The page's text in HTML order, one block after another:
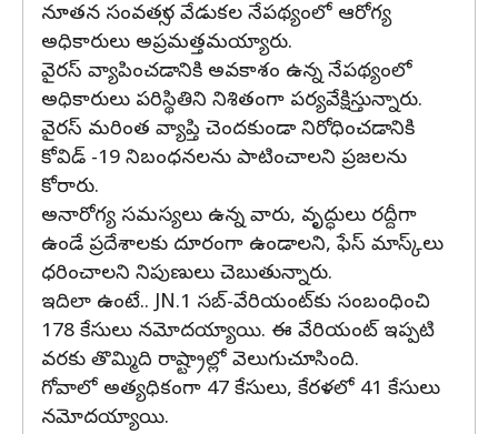
నూతన సంవత్సర వేడుకల నేపథ్యంలో ఆరోగ్య
అధికారులు అప్రమత్తమయ్యారు.
వైరస్ వ్యాపించడానికి అవకాశం ఉన్న నేపథ్యంలో
అధికారులు పరిస్థితిని నిశితంగా పర్యవేక్షిస్తున్నారు.
వైరస్ మరింత వ్యాప్తి చెందకుండా నిరోధించడానికి
కోవిడ్ -19 నిబంధనలను పాటించాలని ప్రజలను
కోరారు.
అనారోగ్య సమస్యలు ఉన్న వారు, వృద్ధులు రద్దీగా
ఉండే ప్రదేశాలకు దూరంగా ఉండాలని, ఫేస్ మాస్క్‌లు
ధరించాలని నిపుణులు చెబుతున్నారు.
ఇదిలా ఉంటే.. JN.1 సబ్-వేరియంట్‌కు సంబంధించి
178 కేసులు నమోదయ్యాయి. ఈ వేరియంట్ ఇప్పటి
వరకు తొమ్మిది రాష్ట్రాల్లో వెలుగుచూసింది.
గోవాలో అత్యధికంగా 47 కేసులు, కేరళలో 41 కేసులు
నమోదయ్యాయి.